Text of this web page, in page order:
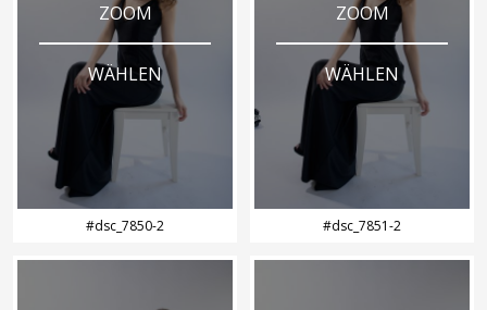
ZOOM
WÄHLEN
#dsc_7850-2
ZOOM
WÄHLEN
#dsc_7851-2